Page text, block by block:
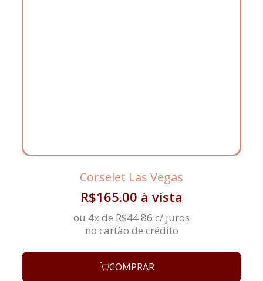
Corselet Las Vegas
R$165.00 à vista
ou 4x de R$44.86 c/ juros
no cartão de crédito
COMPRAR